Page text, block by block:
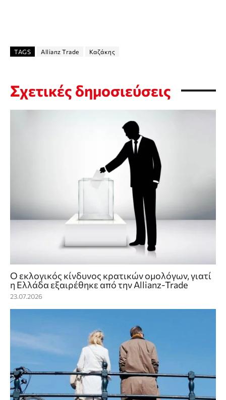
TAGS Allianz Trade Καζάκης
Σχετικές δημοσιεύσεις
Ο εκλογικός κίνδυνος κρατικών ομολόγων, γιατί
η Ελλάδα εξαιρέθηκε από την Allianz-Trade
23.07.2026